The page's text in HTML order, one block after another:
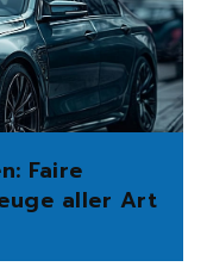
Faire
aller Art